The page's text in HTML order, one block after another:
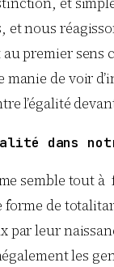
et nous
premier sens
manie de voir
l’égalité
dans
semble tout
de
par leur
les